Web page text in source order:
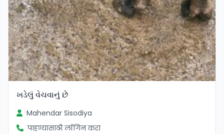
ખડેલું વેચવાનું છે
Mahendar Sisodiya
पाहण्यासाठी लॉगिन करा